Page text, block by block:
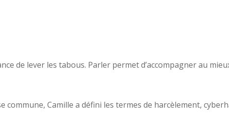
de lever les tabous. Parler permet d’accompagner au
Camille a défini les termes de harcèlement,